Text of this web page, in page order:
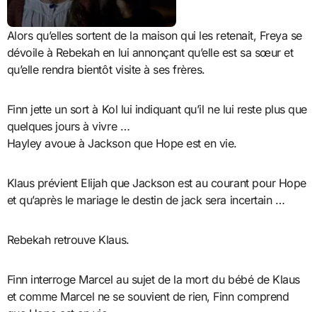
Alors qu’elles sortent de la maison qui les retenait, Freya se
dévoile à Rebekah en lui annonçant qu’elle est sa sœur et
qu’elle rendra bientôt visite à ses frères.
Finn jette un sort à Kol lui indiquant qu’il ne lui reste plus que
quelques jours à vivre …
Hayley avoue à Jackson que Hope est en vie.
Klaus prévient Elijah que Jackson est au courant pour Hope
et qu’après le mariage le destin de jack sera incertain …
Rebekah retrouve Klaus.
Finn interroge Marcel au sujet de la mort du bébé de Klaus
et comme Marcel ne se souvient de rien, Finn comprend